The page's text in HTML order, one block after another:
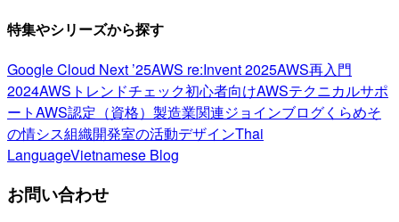
特集やシリーズから探す
Google Cloud Next ’25AWS re:Invent 2025AWS再入門
2024AWSトレンドチェック初心者向けAWSテクニカルサポ
ートAWS認定（資格） 製造業関連ジョインブログくらめそ
の情シス組織開発室の活動デザインThai
LanguageVietnamese Blog
お問い合わせ